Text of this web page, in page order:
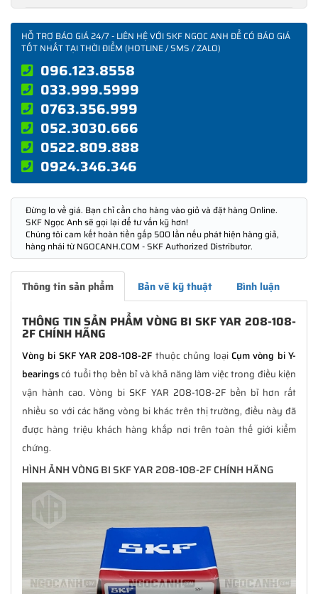
HỖ TRỢ BÁO GIÁ 24/7 - LIÊN HỆ VỚI SKF NGỌC ANH ĐỂ CÓ BÁO GIÁ
TỐT NHẤT TẠI THỜI ĐIỂM (HOTLINE / SMS / ZALO)
096.123.8558
033.999.5999
0763.356.999
052.3030.666
0522.809.888
0924.346.346
Đừng lo về giá. Bạn chỉ cần cho hàng vào giỏ và đặt hàng Online.
SKF Ngọc Anh sẽ gọi lại để tư vấn kỹ hơn!
Chúng tôi cam kết hoàn tiền gấp 500 lần nếu phát hiện hàng giả,
hàng nhái từ NGOCANH.COM - SKF Authorized Distributor.
Thông tin sản phẩm Bản vẽ kỹ thuật Bình luận
THÔNG TIN SẢN PHẨM VÒNG BI SKF YAR 208-108-
2F CHÍNH HÃNG
Vòng bi SKF YAR 208-108-2F thuộc chủng loạiCụm vòng bi Y-
bearingscó tuổi thọ bền bỉ và khả năng làm việc trong điều kiện
vận hành cao. Vòng bi SKF YAR 208-108-2F bền bỉ hơn rất
nhiều so với các hãng vòng bi khác trên thị trường, điều này đã
được hàng triệu khách hàng khắp nơi trên toàn thế giới kiểm
chứng.
HÌNH ẢNH VÒNG BI SKF YAR 208-108-2F CHÍNH HÃNG